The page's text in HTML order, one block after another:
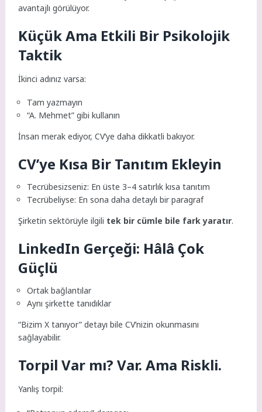
avantajlı görülüyor.
Küçük Ama Etkili Bir Psikolojik
Taktik
İkinci adınız varsa:
Tam yazmayın
“A. Mehmet” gibi kullanın
İnsan merak ediyor, CV’ye daha dikkatli bakıyor.
CV’ye Kısa Bir Tanıtım Ekleyin
Tecrübesizseniz: En üste 3–4 satırlık kısa tanıtım
Tecrübeliyse: En sona daha detaylı bir paragraf
Şirketin sektörüyle ilgili tek bir cümle bile fark yaratır.
LinkedIn Gerçeği: Hâlâ Çok
Güçlü
Ortak bağlantılar
Aynı şirkette tanıdıklar
“Bizim X tanıyor” detayı bile CV’nizin okunmasını
sağlayabilir.
Torpil Var mı? Var. Ama Riskli.
Yanlış torpil: